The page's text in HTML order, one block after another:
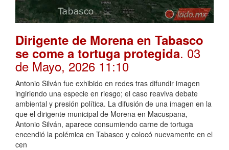
Dirigente de Morena en Tabasco
se come a tortuga protegida. 03
de Mayo, 2026 11:10
Antonio Silván fue exhibido en redes tras difundir imagen
ingiriendo una especie en riesgo; el caso reaviva debate
ambiental y presión política. La difusión de una imagen en la
que el dirigente municipal de Morena en Macuspana,
Antonio Silván, aparece consumiendo carne de tortuga
encendió la polémica en Tabasco y colocó nuevamente en el
cen